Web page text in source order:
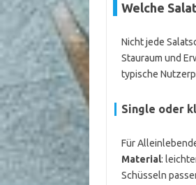
Welche
Nicht jede
Stauraum und
typische
Single oder
Für
Material:
Schüsseln